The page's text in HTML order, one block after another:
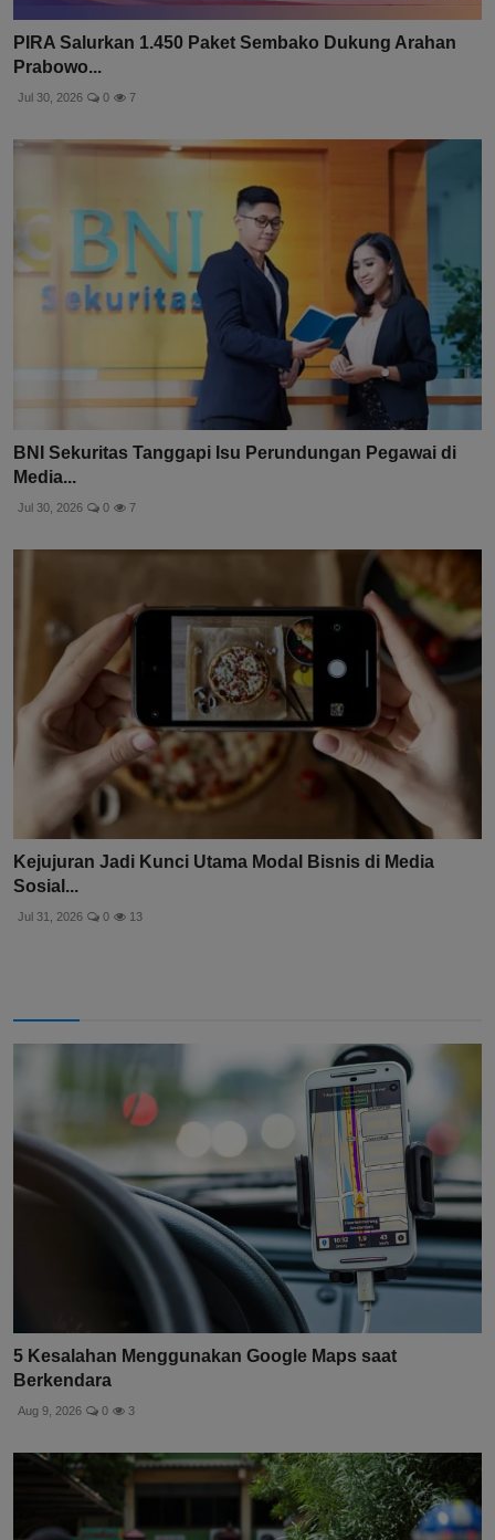
PIRA Salurkan 1.450 Paket Sembako Dukung Arahan
Prabowo...
Jul 30, 2026 0 7
BNI Sekuritas Tanggapi Isu Perundungan Pegawai di
Media...
Jul 30, 2026 0 7
Kejujuran Jadi Kunci Utama Modal Bisnis di Media
Sosial...
Jul 31, 2026 0 13
5 Kesalahan Menggunakan Google Maps saat
Berkendara
Aug 9, 2026 0 3